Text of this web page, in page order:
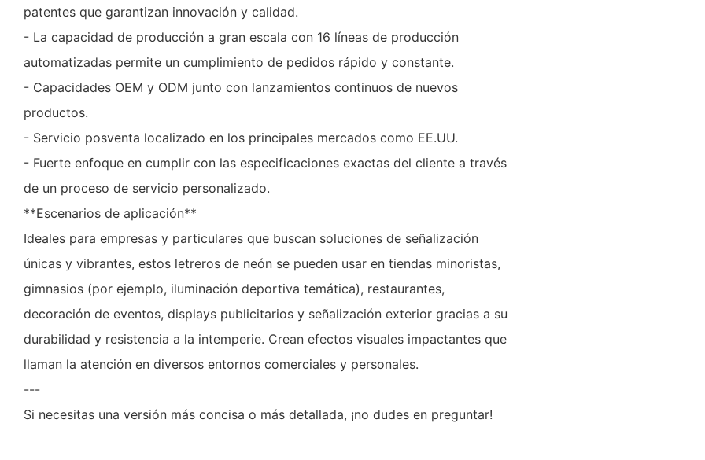
patentes que garantizan innovación y calidad.
- La capacidad de producción a gran escala con 16 líneas de producción
automatizadas permite un cumplimiento de pedidos rápido y constante.
- Capacidades OEM y ODM junto con lanzamientos continuos de nuevos
productos.
- Servicio posventa localizado en los principales mercados como EE.UU.
- Fuerte enfoque en cumplir con las especificaciones exactas del cliente a través
de un proceso de servicio personalizado.
**Escenarios de aplicación**
Ideales para empresas y particulares que buscan soluciones de señalización
únicas y vibrantes, estos letreros de neón se pueden usar en tiendas minoristas,
gimnasios (por ejemplo, iluminación deportiva temática), restaurantes,
decoración de eventos, displays publicitarios y señalización exterior gracias a su
durabilidad y resistencia a la intemperie. Crean efectos visuales impactantes que
llaman la atención en diversos entornos comerciales y personales.
---
Si necesitas una versión más concisa o más detallada, ¡no dudes en preguntar!